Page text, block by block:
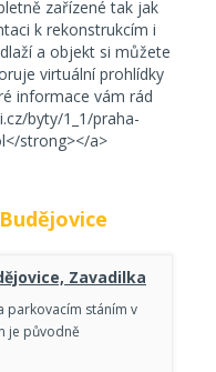
zařízené tak jak
k rekonstrukcím i
a objekt si můžete
virtuální prohlídky
informace vám rád
byty/1_1/praha-
strong></a>
Zavadilka
parkovacím stáním v
je původně